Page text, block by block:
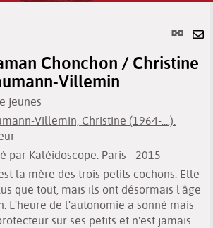
Lien
Chonchon / Christine
Villemin
jeunes
Villemin, Christine (1964-....).
par Kaléidoscope. Paris - 2015
la mère des trois petits cochons. Elle
que tout, mais ils ont désormais l'âge
L'heure de l'autonomie a sonné mais
sur ses petits et n'est jamais